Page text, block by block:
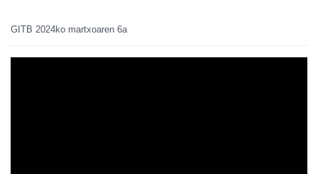
GITB 2024ko martxoaren 6a